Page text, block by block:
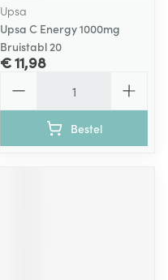
Upsa
Upsa C Energy 1000mg
Bruistabl 20
€ 11,98
Bestel